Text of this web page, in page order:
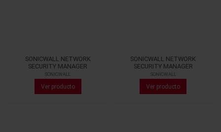
SONICWALL NETWORK
SECURITY MANAGER
SONICWALL
Ver producto
SONICWALL NETWORK
SECURITY MANAGER
SONICWALL
Ver producto